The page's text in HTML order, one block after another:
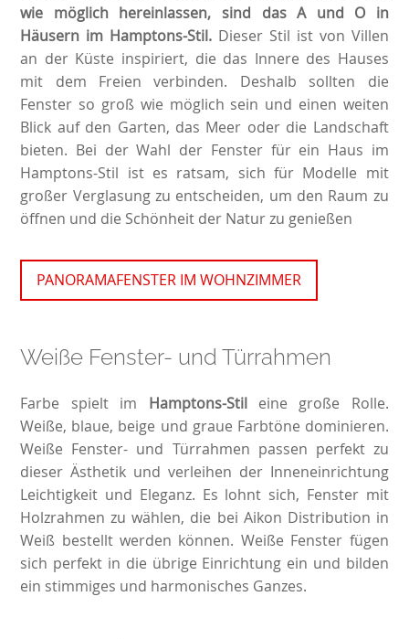
wie möglich hereinlassen, sind das A und O in
Häusern im Hamptons-Stil. Dieser Stil ist von Villen
an der Küste inspiriert, die das Innere des Hauses
mit dem Freien verbinden. Deshalb sollten die
Fenster so groß wie möglich sein und einen weiten
Blick auf den Garten, das Meer oder die Landschaft
bieten. Bei der Wahl der Fenster für ein Haus im
Hamptons-Stil ist es ratsam, sich für Modelle mit
großer Verglasung zu entscheiden, um den Raum zu
öffnen und die Schönheit der Natur zu genießen
PANORAMAFENSTER IM WOHNZIMMER
Weiße Fenster- und Türrahmen
Farbe spielt im Hamptons-Stileine große Rolle.
Weiße, blaue, beige und graue Farbtöne dominieren.
Weiße Fenster- und Türrahmen passen perfekt zu
dieser Ästhetik und verleihen der Inneneinrichtung
Leichtigkeit und Eleganz. Es lohnt sich, Fenster mit
Holzrahmen zu wählen, die bei Aikon Distribution in
Weiß bestellt werden können. Weiße Fenster fügen
sich perfekt in die übrige Einrichtung ein und bilden
ein stimmiges und harmonisches Ganzes.